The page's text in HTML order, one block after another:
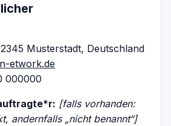
Musterstadt, Deutschland
etwork.de
000000
[falls vorhanden:
andernfalls „nicht benannt“]